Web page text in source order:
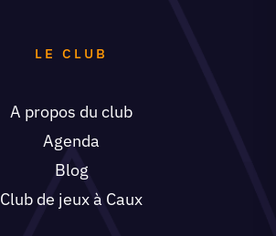
LE CLUB
A propos du club
Agenda
Blog
Club de jeux à Caux